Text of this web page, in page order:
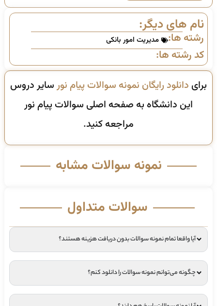
نام های دیگر:
رشته ها: مدیریت امور بانکی
کد رشته ها:
برای دانلود رایگان نمونه سوالات پیام نورسایر دروس
این دانشگاه به صفحه اصلی سوالات پیام نور
مراجعه کنید.
نمونه سوالات مشابه
سوالات متداول
آیا واقعا تمام نمونه سوالات بدون دریافت هزینه هستند؟
چگونه می‌توانم نمونه سوالات را دانلود کنم؟